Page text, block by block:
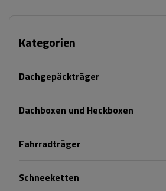
Kategorien
Dachgepäckträger
Dachboxen und Heckboxen
Fahrradträger
Schneeketten